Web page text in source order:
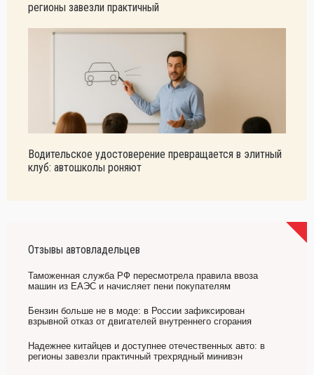
регионы завезли практичный
Водительское удостоверение превращается в элитный
клуб: автошколы роняют
Отзывы автовладельцев
Таможенная служба РФ пересмотрела правила ввоза
машин из ЕАЭС и начисляет пени покупателям
Бензин больше не в моде: в России зафиксирован
взрывной отказ от двигателей внутреннего сгорания
Надежнее китайцев и доступнее отечественных авто: в
регионы завезли практичный трехрядный минивэн